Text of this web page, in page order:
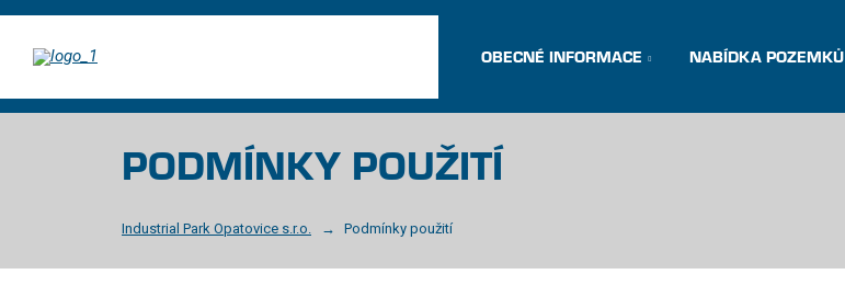
OBECNÉ INFORMACE NABÍDKA POZEMKŮ
PODMÍNKY POUŽITÍ
Industrial Park Opatovice s.r.o. Podmínky použití